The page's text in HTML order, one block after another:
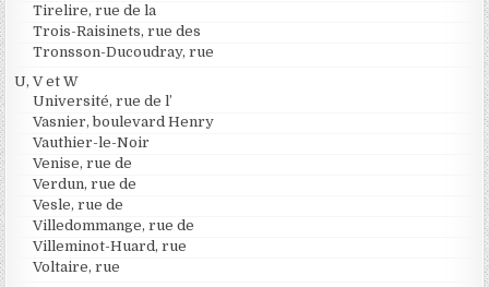
Tirelire, rue de la
Trois-Raisinets, rue des
Tronsson-Ducoudray, rue
U, V et W
Université, rue de l’
Vasnier, boulevard Henry
Vauthier-le-Noir
Venise, rue de
Verdun, rue de
Vesle, rue de
Villedommange, rue de
Villeminot-Huard, rue
Voltaire, rue